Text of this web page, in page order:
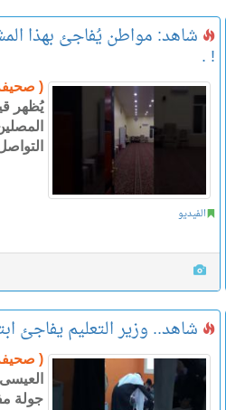
شاهد: مواطن يُفاجئ بهذا
! .
(
يُظهر
الفيديو
شاهد.. وزير التعليم يفاجئ
(
جولة